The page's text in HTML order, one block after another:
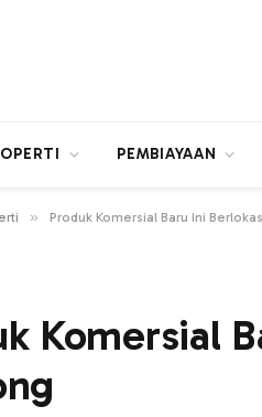
PEMBIAYAAN
» Produk Komersial Baru Ini
Komersial